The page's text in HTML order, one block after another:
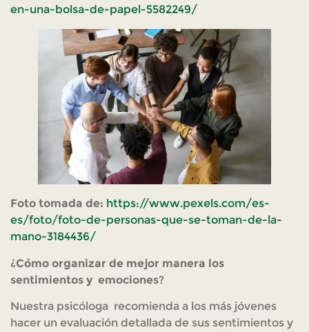
en-una-bolsa-de-papel-5582249/
Foto tomada de: https://www.pexels.com/es-
es/foto/foto-de-personas-que-se-toman-de-la-
mano-3184436/
¿Cómo organizar de mejor manera los
sentimientos y emociones?
Nuestra psicóloga recomienda a los más jóvenes
hacer un evaluación detallada de sus sentimientos y